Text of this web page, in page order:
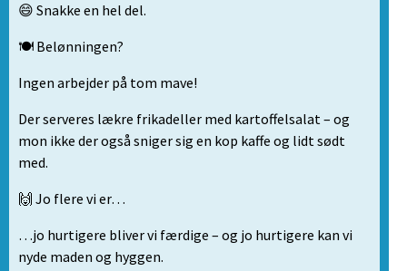
😄 Snakke en hel del.
🍽️ Belønningen?
Ingen arbejder på tom mave!
Der serveres lækre frikadeller med kartoffelsalat – og
mon ikke der også sniger sig en kop kaffe og lidt sødt
med.
🙌 Jo flere vi er…
…jo hurtigere bliver vi færdige – og jo hurtigere kan vi
nyde maden og hyggen.